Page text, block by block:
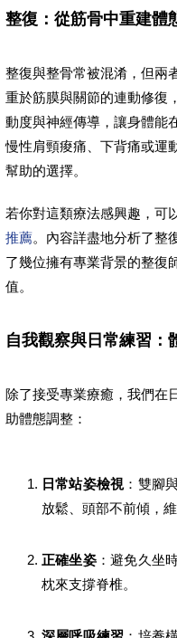
整復：從筋骨中重建體
整復與整骨常被混淆，但兩
重於筋膜與關節的連動修復
動度與神經傳導，讓身體能
慢性肩頸痠痛、下背痛或運
幫助的選擇。
若你對這類療法感興趣，可
推薦。內容詳盡地分析了整
了幾位擁有專業背景的整復
值。
自我觀察與日常練習：
除了接受專業療癒，我們在
助體態調整：
日常站姿檢視：雙腳
放鬆、頭部不前傾，
正確坐姿：避免久坐
枕來支撐脊椎。